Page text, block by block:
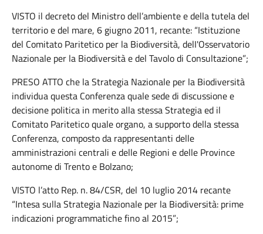
VISTO il decreto del Ministro dell’ambiente e della tutela del
territorio e del mare, 6 giugno 2011, recante: “Istituzione
del Comitato Paritetico per la Biodiversità, delI'Osservatorio
Nazionale per la Biodiversità e del Tavolo di Consultazione”;
PRESO ATTO che la Strategia Nazionale per la Biodiversità
individua questa Conferenza quale sede di discussione e
decisione politica in merito alla stessa Strategia ed il
Comitato Paritetico quale organo, a supporto della stessa
Conferenza, composto da rappresentanti delle
amministrazioni centrali e delle Regioni e delle Province
autonome di Trento e Bolzano;
VISTO l’atto Rep. n. 84/CSR, del 10 luglio 2014 recante
“Intesa sulla Strategia Nazionale per la Biodiversità: prime
indicazioni programmatiche fino al 2015”;